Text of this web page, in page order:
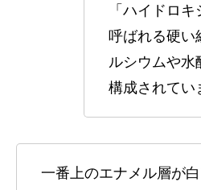
「ハイドロ
呼ばれる硬い
ルシウムや水
構成されてい
一番上のエナメル層が